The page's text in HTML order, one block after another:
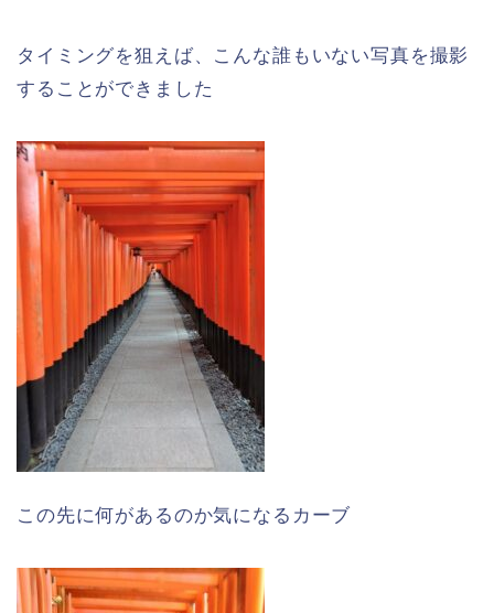
タイミングを狙えば、こんな誰もいない写真を撮影
することができました
この先に何があるのか気になるカーブ